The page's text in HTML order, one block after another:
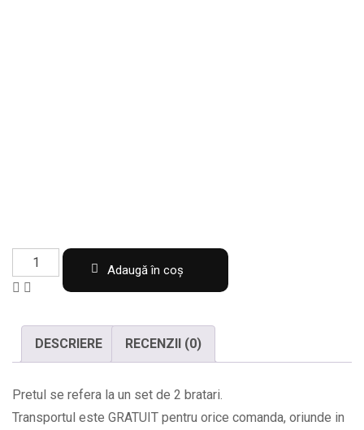
de
bratari
fatetate
cu
Adaugă în coș
DESCRIERE RECENZII (0)
Pretul se refera la un set de 2 bratari.
Transportul este GRATUIT pentru orice comanda, oriunde in